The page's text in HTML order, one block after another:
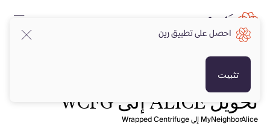
تحويل ALICE إلى WCFG
MyNeighborAlice إلى Wrapped Centrifuge
احصل على تطبيق رين
تثبيت